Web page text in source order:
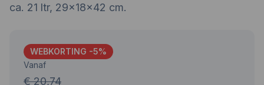
ca. 21 ltr, 29x18x42 cm.
WEBKORTING -5%
Vanaf
€ 20,74